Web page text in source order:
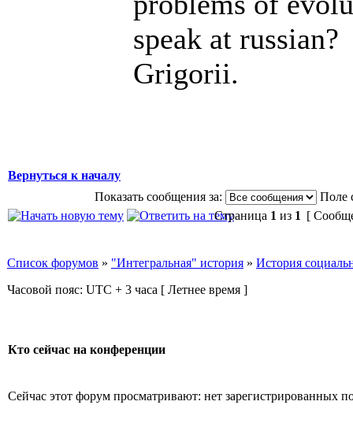
speak at russian?
Grigorii.
Вернуться к началу
Показать сообщения за:
Поле
Страница 1 из 1 [
Список форумов » "Интегральная" история » История
Часовой пояс: UTC + 3 часа [ Летнее время ]
Кто сейчас на конференции
Сейчас этот форум просматривают: нет зарегистрированных